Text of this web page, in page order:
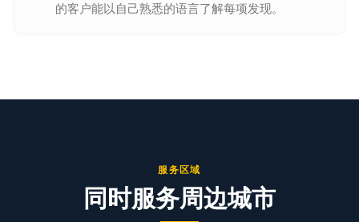
的客户能以自己熟悉的语言了解每项发现。
服务区域
同时服务周边城市